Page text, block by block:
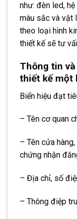
như: đèn led,
màu sắc và vật
theo loại hình
thiết kế sẽ tư
Thông tin
thiết kế một
Biển hiệu đạt
– Tên cơ quan
– Tên cửa
chứng nhận
– Địa chỉ, số
– Thông điệp